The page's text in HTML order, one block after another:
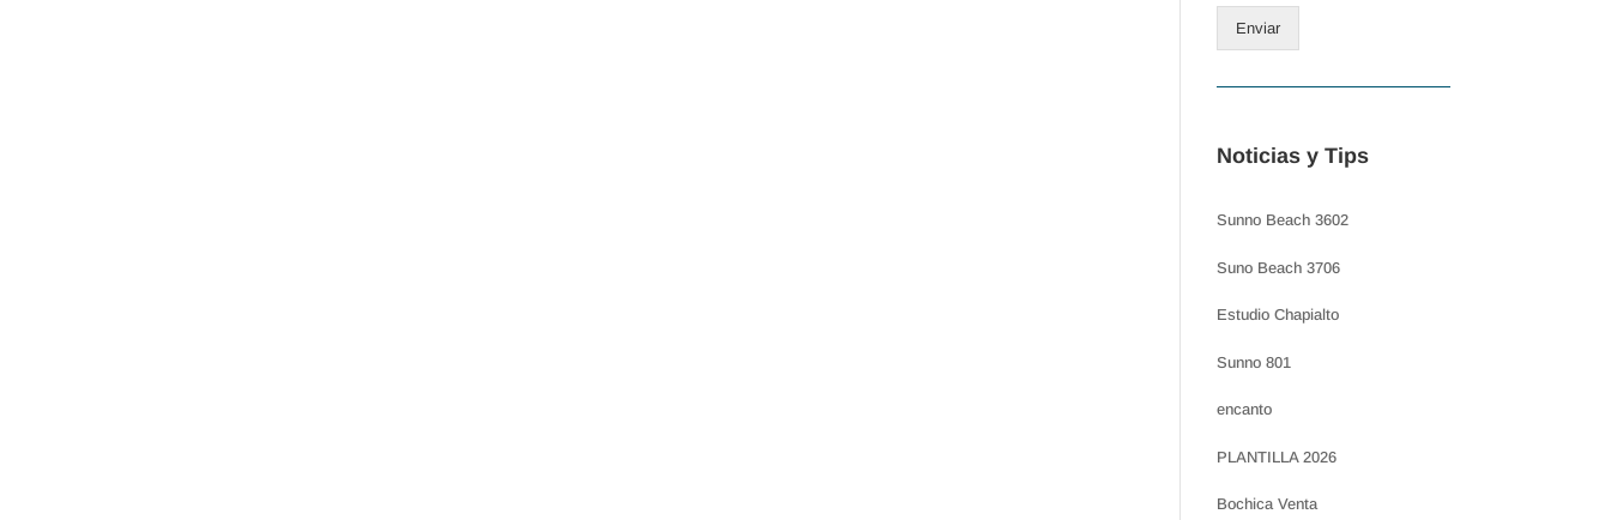
Enviar
Noticias y Tips
Sunno Beach 3602
Suno Beach 3706
Estudio Chapialto
Sunno 801
encanto
PLANTILLA 2026
Bochica Venta